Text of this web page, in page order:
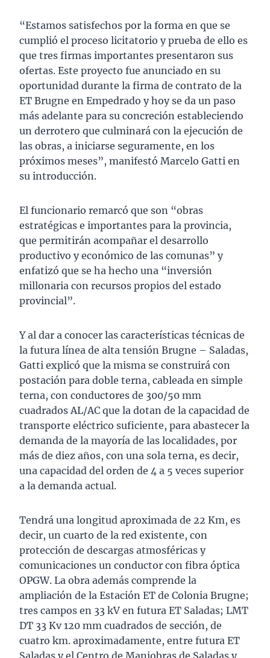
“Estamos satisfechos por la forma en que se
cumplió el proceso licitatorio y prueba de ello es
que tres firmas importantes presentaron sus
ofertas. Este proyecto fue anunciado en su
oportunidad durante la firma de contrato de la
ET Brugne en Empedrado y hoy se da un paso
más adelante para su concreción estableciendo
un derrotero que culminará con la ejecución de
las obras, a iniciarse seguramente, en los
próximos meses”, manifestó Marcelo Gatti en
su introducción.
El funcionario remarcó que son “obras
estratégicas e importantes para la provincia,
que permitirán acompañar el desarrollo
productivo y económico de las comunas” y
enfatizó que se ha hecho una “inversión
millonaria con recursos propios del estado
provincial”.
Y al dar a conocer las características técnicas de
la futura línea de alta tensión Brugne – Saladas,
Gatti explicó que la misma se construirá con
postación para doble terna, cableada en simple
terna, con conductores de 300/50 mm
cuadrados AL/AC que la dotan de la capacidad de
transporte eléctrico suficiente, para abastecer la
demanda de la mayoría de las localidades, por
más de diez años, con una sola terna, es decir,
una capacidad del orden de 4 a 5 veces superior
a la demanda actual.
Tendrá una longitud aproximada de 22 Km, es
decir, un cuarto de la red existente, con
protección de descargas atmosféricas y
comunicaciones un conductor con fibra óptica
OPGW. La obra además comprende la
ampliación de la Estación ET de Colonia Brugne;
tres campos en 33 kV en futura ET Saladas; LMT
DT 33 Kv 120 mm cuadrados de sección, de
cuatro km. aproximadamente, entre futura ET